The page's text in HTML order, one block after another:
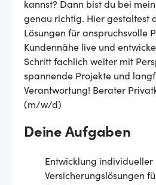
kannst? Dann bist du bei
genau richtig. Hier gestaltest
Lösungen für anspruchsvolle
Kundennähe live und
Schritt fachlich weiter mit
spannende Projekte und
Verantwortung! Berater
(m/w/d)
Deine Aufgaben
Entwicklung individueller
Versicherungslösungen